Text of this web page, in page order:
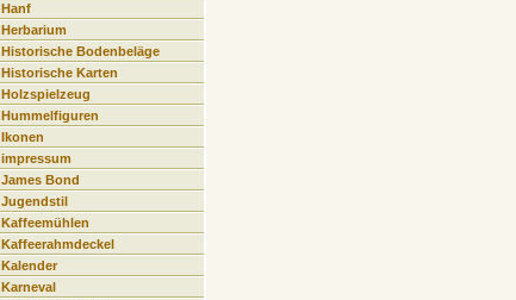
Hanf
Herbarium
Historische Bodenbeläge
Historische Karten
Holzspielzeug
Hummelfiguren
Ikonen
impressum
James Bond
Jugendstil
Kaffeemühlen
Kaffeerahmdeckel
Kalender
Karneval